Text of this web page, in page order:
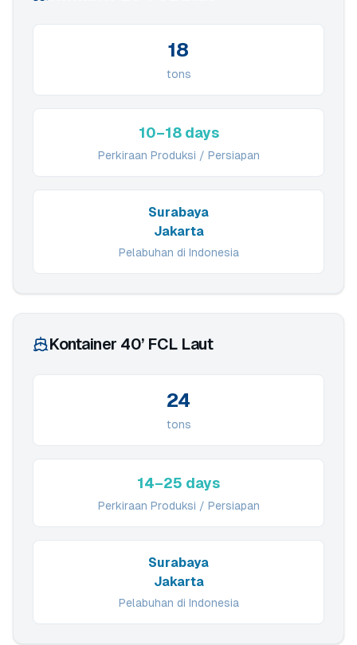
18
tons
10–18 days
Perkiraan Produksi / Persiapan
Surabaya
Jakarta
Pelabuhan di Indonesia
Kontainer 40’ FCL Laut
24
tons
14–25 days
Perkiraan Produksi / Persiapan
Surabaya
Jakarta
Pelabuhan di Indonesia